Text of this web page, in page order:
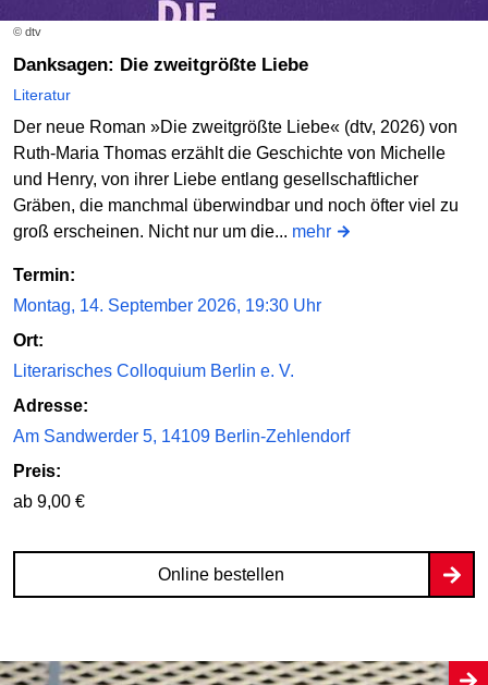
© dtv
Danksagen: Die zweitgrößte Liebe
Literatur
Der neue Roman »Die zweitgrößte Liebe« (dtv, 2026) von
Ruth-Maria Thomas erzählt die Geschichte von Michelle
und Henry, von ihrer Liebe entlang gesellschaftlicher
Gräben, die manchmal überwindbar und noch öfter viel zu
groß erscheinen. Nicht nur um die... mehr
Termin:
Montag, 14. September 2026, 19:30 Uhr
Ort:
Literarisches Colloquium Berlin e. V.
Adresse:
Am Sandwerder 5, 14109 Berlin-Zehlendorf
Preis:
ab 9,00 €
Online bestellen